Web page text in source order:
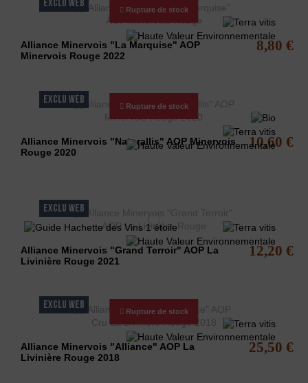
EXCLU WEB Rupture de stock
Alliance Minervois "La Marquise" AOP
Minervois Rouge 2022
8,80 €
EXCLU WEB Rupture de stock
Alliance Minervois "Naturallis" AOP Minervois
Rouge 2020
10,60 €
EXCLU WEB
Alliance Minervois "Grand Terroir" AOP La
Livinière Rouge 2021
12,20 €
EXCLU WEB Rupture de stock
Alliance Minervois "Alliance" AOP La
Livinière Rouge 2018
25,50 €